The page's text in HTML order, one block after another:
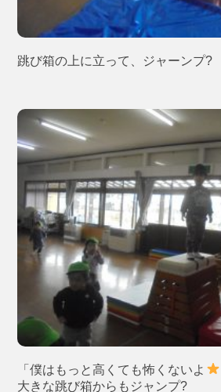
跳び箱の上に立って、ジャーンプ?
「僕はもっと高くても怖くないよ
大きな跳び箱からもジャンプ?